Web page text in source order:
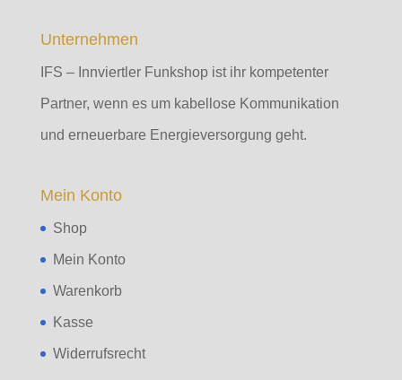
Unternehmen
IFS – Innviertler Funkshop ist ihr kompetenter
Partner, wenn es um kabellose Kommunikation
und erneuerbare Energieversorgung geht.
Mein Konto
Shop
Mein Konto
Warenkorb
Kasse
Widerrufsrecht